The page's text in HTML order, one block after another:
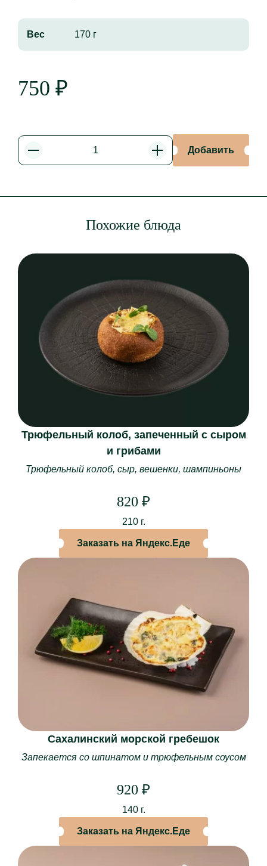
О НАС
О ресторане
Банкеты
Бронирование
Вес 170 г
750 ₽
Уменьшить Увеличить
Добавить
Похожие блюда
Трюфельный колоб, запеченный с сыром
и грибами
Трюфельный колоб, сыр, вешенки, шампиньоны
820 ₽
210 г.
Заказать на Яндекс.Еде
Сахалинский морской гребешок
Запекается со шпинатом и трюфельным соусом
920 ₽
140 г.
Заказать на Яндекс.Еде